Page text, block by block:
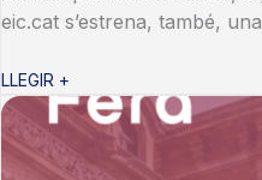
eic.cat s’estrena, també,
LLEGIR +